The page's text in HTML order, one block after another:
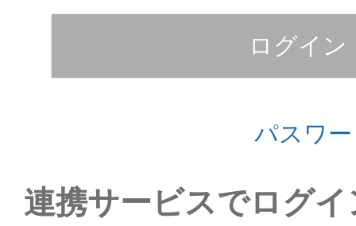
ログイン
パスワ
連携サービスでログ